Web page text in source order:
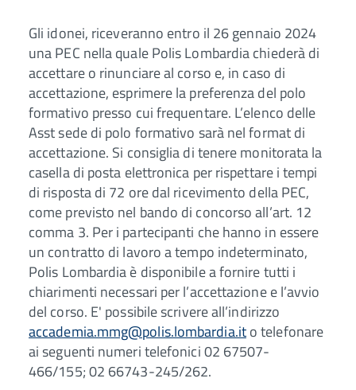
Gli idonei, riceveranno entro il 26 gennaio 2024
una PEC nella quale Polis Lombardia chiederà di
accettare o rinunciare al corso e, in caso di
accettazione, esprimere la preferenza del polo
formativo presso cui frequentare. L’elenco delle
Asst sede di polo formativo sarà nel format di
accettazione. Si consiglia di tenere monitorata la
casella di posta elettronica per rispettare i tempi
di risposta di 72 ore dal ricevimento della PEC,
come previsto nel bando di concorso all’art. 12
comma 3. Per i partecipanti che hanno in essere
un contratto di lavoro a tempo indeterminato,
Polis Lombardia è disponibile a fornire tutti i
chiarimenti necessari per l’accettazione e l’avvio
del corso. E' possibile scrivere all’indirizzo
accademia.mmg@polis.lombardia.ito telefonare
ai seguenti numeri telefonici 02 67507-
466/155; 02 66743-245/262.